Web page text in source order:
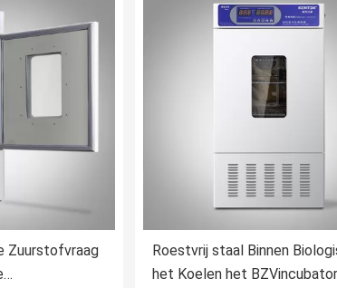
Zuurstofvraag
Roestvrij staal Binnen
het Koelen het